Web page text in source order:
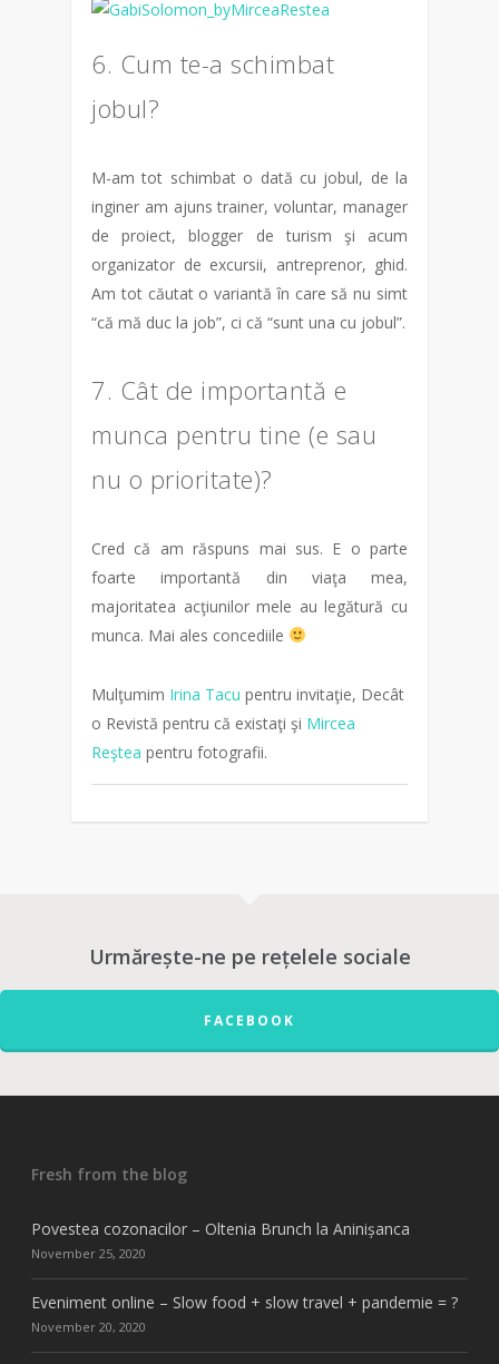
6. Cum te-a schimbat
jobul?
M-am tot schimbat o dată cu jobul, de la
inginer am ajuns trainer, voluntar, manager
de proiect, blogger de turism şi acum
organizator de excursii, antreprenor, ghid.
Am tot căutat o variantă în care să nu simt
“că mă duc la job”, ci că “sunt una cu jobul”.
7. Cât de importantă e
munca pentru tine (e sau
nu o prioritate)?
Cred că am răspuns mai sus. E o parte
foarte importantă din viaţa mea,
majoritatea acţiunilor mele au legătură cu
munca. Mai ales concediile
Mulţumim Irina Tacu pentru invitaţie, Decât
o Revistă pentru că existaţi şi Mircea
Reştea pentru fotografii.
Urmărește-ne pe rețelele sociale
FACEBOOK
Fresh from the blog
Povestea cozonacilor – Oltenia Brunch la Aninișanca
November 25, 2020
Eveniment online – Slow food + slow travel + pandemie = ?
November 20, 2020